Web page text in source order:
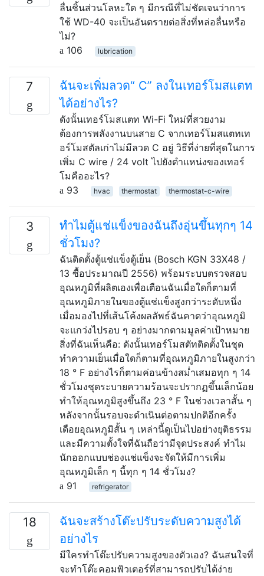
ลื่นชิ้นส่วนโลหะใด ๆ มีกรณีที่ไม่ชัดเจนว่าการ
ใช้ WD-40 จะเป็นอันตรายต่อสิ่งที่หล่อลื่นหรือ
ไม่?
106
lubrication
7
ฉันจะเพิ่มลวด“ C” ลงในเทอร์โมสแตท
ได้อย่างไร?
ดังนั้นเทอร์โมสแตท Wi-Fi ใหม่ที่สวยงาม
ต้องการพลังงานบนสาย C จากเทอร์โมสแตทเท
อร์โมสตัลเก่าไม่มีลวด C อยู่ วิธีที่ง่ายที่สุดในการ
เพิ่ม C wire / 24 volt ไปยังตำแหน่งของเทอร์
โมคืออะไร?
93
hvac thermostat thermostat-c-wire
3
ทำไมตู้แช่แข็งของฉันถึงอุ่นขึ้นทุกๆ 14
ชั่วโมง?
ฉันติดตั้งตู้แช่แข็งตู้เย็น (Bosch KGN 33X48 /
13 ซื้อประมาณปี 2556) พร้อมระบบตรวจสอบ
อุณหภูมิที่ผลิตเองเพื่อเตือนฉันเมื่อใดก็ตามที่
อุณหภูมิภายในของตู้แช่แข็งสูงกว่าระดับหนึ่ง
เมื่อมองไปที่เส้นโค้งผลลัพธ์ฉันคาดว่าอุณหภูมิ
จะแกว่งไปรอบ ๆ อย่างมากตามมูลค่าเป้าหมาย
สิ่งที่ฉันเห็นคือ: ดังนั้นเทอร์โมสตัทติดตั้งในชุด
ทำความเย็นเมื่อใดก็ตามที่อุณหภูมิภายในสูงกว่า
18 ° F อย่างไรก็ตามค่อนข้างสม่ำเสมอทุก ๆ 14
ชั่วโมงชุดระบายความร้อนจะปรากฏขึ้นเล็กน้อย
ทำให้อุณหภูมิสูงขึ้นถึง 23 ° F ในช่วงเวลาสั้น ๆ
หลังจากนั้นรอบจะดำเนินต่อตามปกติอีกครั้ง
เดือยอุณหภูมิสั้น ๆ เหล่านี้ดูเป็นไปอย่างยุติธรรม
และมีความตั้งใจที่ฉันถือว่ามีจุดประสงค์ ทำไม
นักออกแบบช่องแช่แข็งจะจัดให้มีการเพิ่ม
อุณหภูมิเล็ก ๆ นี้ทุก ๆ 14 ชั่วโมง?
91
refrigerator
18
ฉันจะสร้างโต๊ะปรับระดับความสูงได้
อย่างไร
มีใครทำโต๊ะปรับความสูงของตัวเอง? ฉันสนใจที่
จะทำโต๊ะคอมพิวเตอร์ที่สามารถปรับได้ง่าย